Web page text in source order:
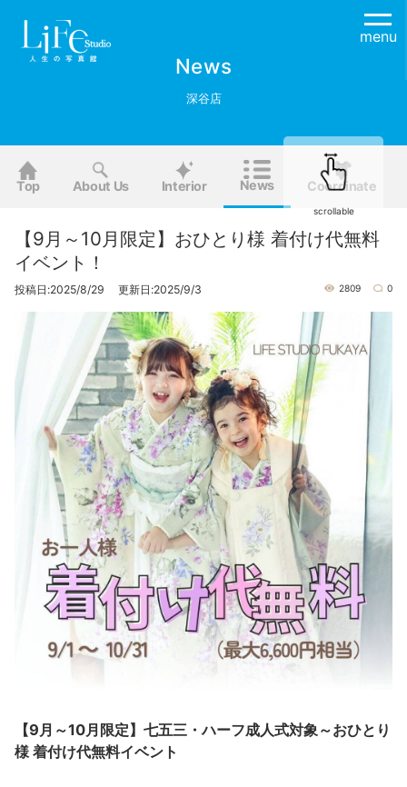
menu
News
深谷店
Top About Us Interior News Coordinate
【9月～10月限定】おひとり様 着付け代無料
イベント！
投稿日:2025/8/29 更新日:2025/9/3 2809 0
【9月～10月限定】七五三・ハーフ成人式対象～おひとり
様 着付け代無料イベント